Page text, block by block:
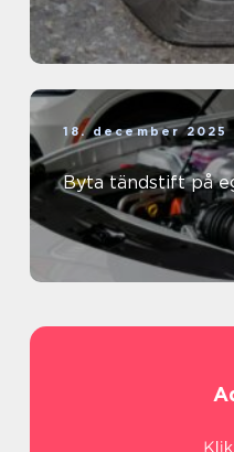
18. december 2025
Byta tändstift på